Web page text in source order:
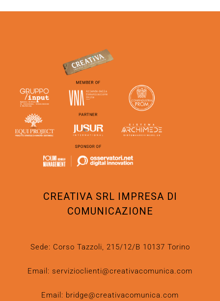
CREATIVA SRL IMPRESA DI
COMUNICAZIONE
Sede: Corso Tazzoli, 215/12/B 10137 Torino
Email: servizioclienti@creativacomunica.com
Email: bridge@creativacomunica.com